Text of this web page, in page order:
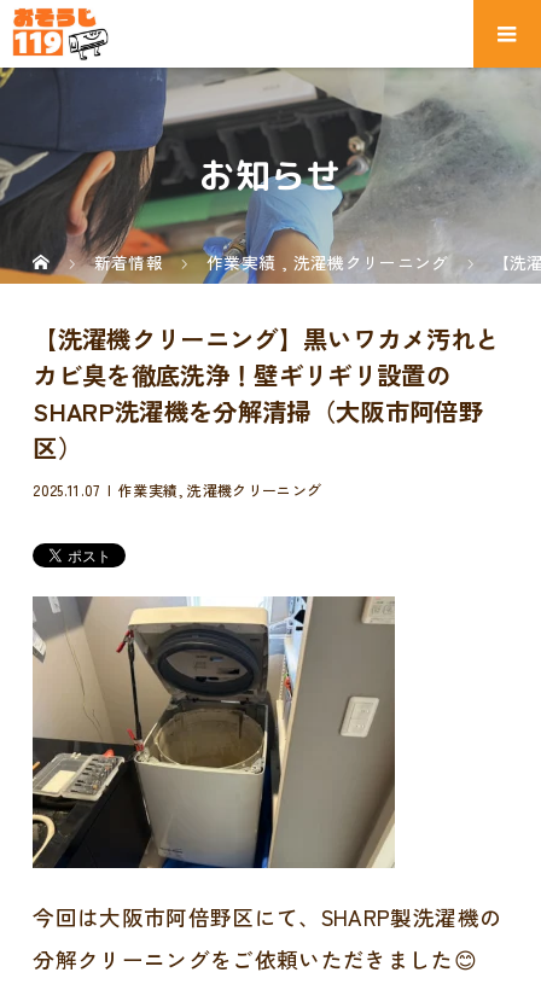
お知らせ
新着情報 作業実績 , 洗濯機クリーニング 【
【洗濯機クリーニング】黒いワカメ汚れと
カビ臭を徹底洗浄！壁ギリギリ設置の
SHARP洗濯機を分解清掃（大阪市阿倍野
区）
2025.11.07 作業実績 ,洗濯機クリーニング
今回は大阪市阿倍野区にて、SHARP製洗濯機の
分解クリーニングをご依頼いただきました😊